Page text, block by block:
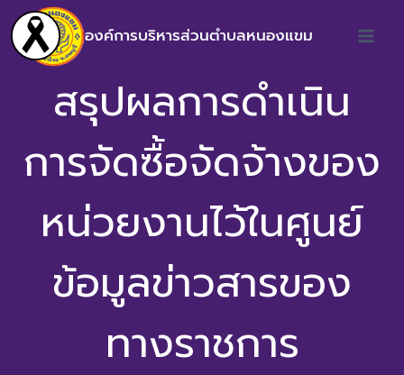
องค์การบริหารส่วนตำบลหนองแขม
สรุปผลการดำเนิน
การจัดซื้อจัดจ้างของ
หน่วยงานไว้ในศูนย์
ข้อมูลข่าวสารของ
ทางราชการ